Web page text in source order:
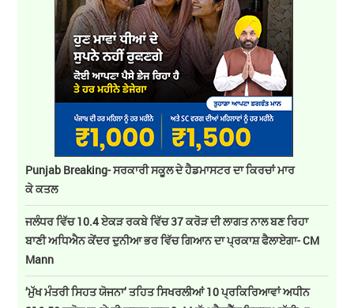
Punjab Breaking- ਸਰਕਾਰੀ ਸਕੂਲ ਦੇ ਹੈਡਮਾਸਟਰ ਦਾ ਕਿਰਚਾਂ ਮਾਰ
ਕੇ ਕਤਲ
ਜਲੰਧਰ ਵਿੱਚ 10.4 ਏਕੜ ਰਕਬੇ ਵਿੱਚ 37 ਕਰੋੜ ਦੀ ਲਾਗਤ ਨਾਲ ਬਣ ਰਿਹਾ
ਬਾਣੀ ਅਧਿਐਨ ਕੇਂਦਰ ਦੁਨੀਆ ਭਰ ਵਿੱਚ ਗਿਆਨ ਦਾ ਪ੍ਰਕਾਸ਼ ਫੈਲਾਏਗਾ- CM
Mann
’ਮੁੱਖ ਮੰਤਰੀ ਸਿਹਤ ਯੋਜਨਾ’ ਤਹਿਤ ਸਿਖਰਲੀਆਂ 10 ਪ੍ਰਕਿਰਿਆਵਾਂ ਅਧੀਨ